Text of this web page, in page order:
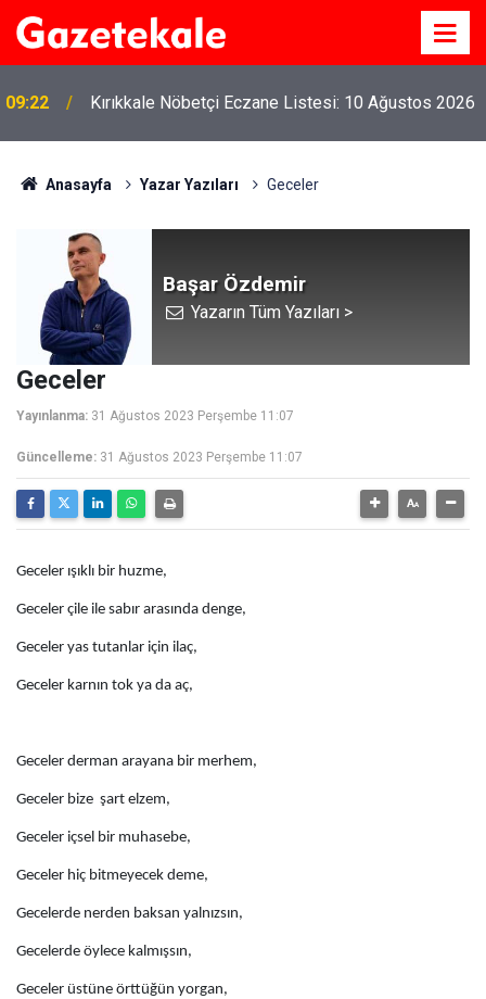
09:22 Kırıkkale Nöbetçi Eczane Listesi: 10 Ağustos 2026
Anasayfa Yazar Yazıları Geceler
Başar Özdemir
Yazarın Tüm Yazıları >
Geceler
Yayınlanma: 31 Ağustos 2023 Perşembe 11:07
Güncelleme: 31 Ağustos 2023 Perşembe 11:07
Geceler ışıklı bir huzme,
Geceler çile ile sabır arasında denge,
Geceler yas tutanlar için ilaç,
Geceler karnın tok ya da aç,
Geceler derman arayana bir merhem,
Geceler bize şart elzem,
Geceler içsel bir muhasebe,
Geceler hiç bitmeyecek deme,
Gecelerde nerden baksan yalnızsın,
Gecelerde öylece kalmışsın,
Geceler üstüne örttüğün yorgan,